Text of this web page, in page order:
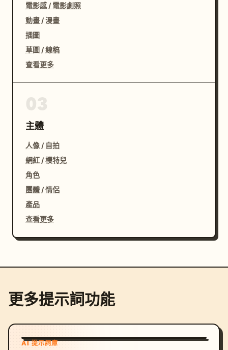
電影感 / 電影劇照
動畫 / 漫畫
插圖
草圖 / 線稿
查看更多
主體
人像 / 自拍
網紅 / 模特兒
角色
團體 / 情侶
產品
查看更多
更多提示詞功能
AI 提示詞庫